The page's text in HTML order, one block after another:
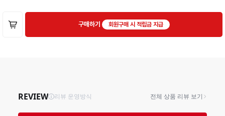
구매하기 회원구매 시 적립금 지급